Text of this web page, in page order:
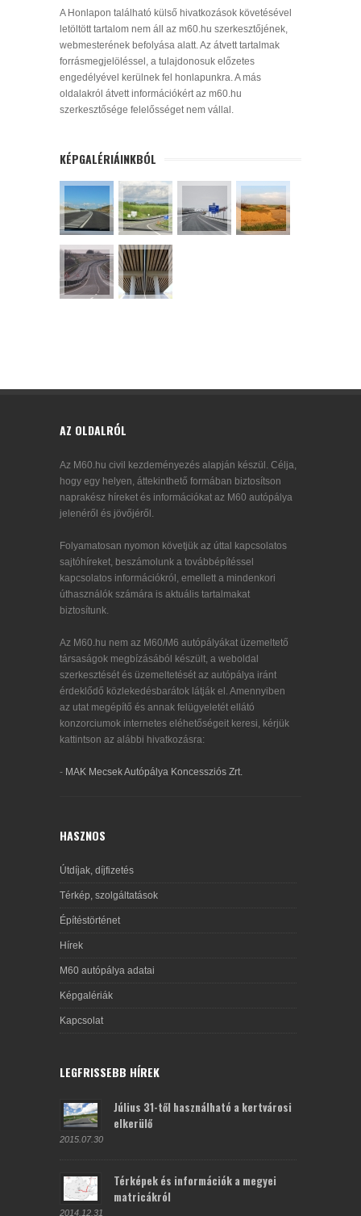
A Honlapon található külső hivatkozások követésével
letöltött tartalom nem áll az m60.hu szerkesztőjének,
webmesterének befolyása alatt. Az átvett tartalmak
forrásmegjelöléssel, a tulajdonosuk előzetes
engedélyével kerülnek fel honlapunkra. A más
oldalakról átvett információkért az m60.hu
szerkesztősége felelősséget nem vállal.
KÉPGALÉRIÁINKBÓL
AZ OLDALRÓL
Az M60.hu civil kezdeményezés alapján készül. Célja,
hogy egy helyen, áttekinthető formában biztosítson
naprakész híreket és információkat az M60 autópálya
jelenéről és jövőjéről.
Folyamatosan nyomon követjük az úttal kapcsolatos
sajtóhíreket, beszámolunk a továbbépítéssel
kapcsolatos információkról, emellett a mindenkori
úthasználók számára is aktuális tartalmakat
biztosítunk.
Az M60.hu nem az M60/M6 autópályákat üzemeltető
társaságok megbízásából készült, a weboldal
szerkesztését és üzemeltetését az autópálya iránt
érdeklődő közlekedésbarátok látják el. Amennyiben
az utat megépítő és annak felügyeletét ellátó
konzorciumok internetes eléhetőségeit keresi, kérjük
kattintson az alábbi hivatkozásra:
- MAK Mecsek Autópálya Koncessziós Zrt.
HASZNOS
Útdíjak, díjfizetés
Térkép, szolgáltatások
Építéstörténet
Hírek
M60 autópálya adatai
Képgalériák
Kapcsolat
LEGFRISSEBB HÍREK
Július 31-től használható a kertvárosi
elkerülő
2015.07.30
Térképek és információk a megyei
matricákról
2014.12.31